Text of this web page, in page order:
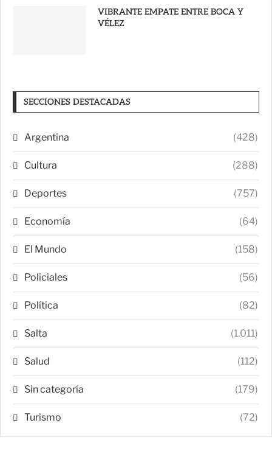
VIBRANTE EMPATE ENTRE BOCA Y
VÉLEZ
SECCIONES DESTACADAS
Argentina (428)
Cultura (288)
Deportes (757)
Economía (64)
El Mundo (158)
Policiales (56)
Política (82)
Salta (1.011)
Salud (112)
Sin categoría (179)
Turismo (72)